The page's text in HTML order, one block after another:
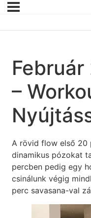
–
A rövid flow első 20
dinamikus pózokat
percben pedig egy
csinálunk végig
perc savasana-val